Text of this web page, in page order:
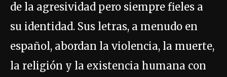
de la agresividad pero siempre fieles a
su identidad. Sus letras, a menudo en
español, abordan la violencia, la muerte,
la religión y la existencia humana con